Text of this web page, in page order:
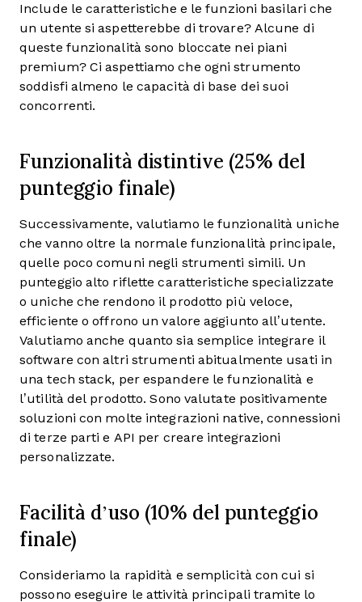
Include le caratteristiche e le funzioni basilari che
un utente si aspetterebbe di trovare? Alcune di
queste funzionalità sono bloccate nei piani
premium? Ci aspettiamo che ogni strumento
soddisfi almeno le capacità di base dei suoi
concorrenti.
Funzionalità distintive (25% del
punteggio finale)
Successivamente, valutiamo le funzionalità uniche
che vanno oltre la normale funzionalità principale,
quelle poco comuni negli strumenti simili. Un
punteggio alto riflette caratteristiche specializzate
o uniche che rendono il prodotto più veloce,
efficiente o offrono un valore aggiunto all’utente.
Valutiamo anche quanto sia semplice integrare il
software con altri strumenti abitualmente usati in
una tech stack, per espandere le funzionalità e
l’utilità del prodotto. Sono valutate positivamente
soluzioni con molte integrazioni native, connessioni
di terze parti e API per creare integrazioni
personalizzate.
Facilità d’uso (10% del punteggio
finale)
Consideriamo la rapidità e semplicità con cui si
possono eseguire le attività principali tramite lo